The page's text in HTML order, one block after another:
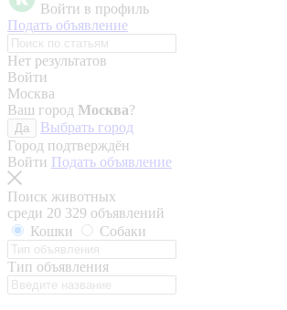
Войти в профиль
Подать объявление
Нет результатов
Войти
Москва
Ваш город Москва?
Да
Выбрать город
Город подтверждён
Войти Подать объявление
Поиск животных
среди 20 329 объявлений
Кошки
Собаки
Тип объявления